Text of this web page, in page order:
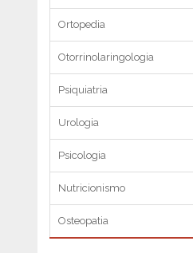
Ortopedia
Otorrinolaringologia
Psiquiatria
Urologia
Psicologia
Nutricionismo
Osteopatia